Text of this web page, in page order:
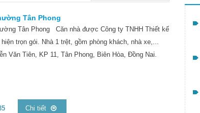
Tân Phong
Tân Phong Căn nhà được Công ty TNHH Thiết kế
trọn gói. Nhà 1 trệt, gồm phòng khách, nhà xe,...
Văn Tiên, KP 11, Tân Phong, Biên Hòa, Đồng Nai.
Chi tiết